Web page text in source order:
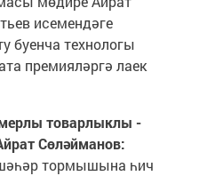
исемендәге
буенча технологы
премияләргә лаек
товарлыклы -
Сөләйманов:
тормышына һич